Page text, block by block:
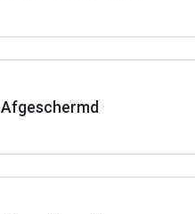
Afgeschermd